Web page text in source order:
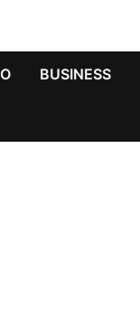
BUSINESS